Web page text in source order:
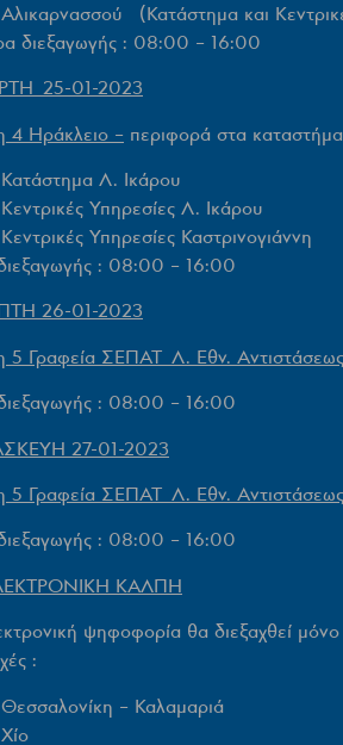
Αλικαρνασσού (Κατάστημα και
διεξαγωγής : 08:00 – 16:00
25-01-2023
4 Ηράκλειο – περιφορά στα
Κατάστημα Λ. Ικάρου
Κεντρικές Υπηρεσίες Λ. Ικάρου
Κεντρικές Υπηρεσίες Καστρινογιάννη
: 08:00 – 16:00
26-01-2023
5 Γραφεία ΣΕΠΑΤ Λ. Εθν.
: 08:00 – 16:00
27-01-2023
5 Γραφεία ΣΕΠΑΤ Λ. Εθν.
: 08:00 – 16:00
ΚΑΛΠΗ
ψηφοφορία θα διεξαχθεί
:
Θεσσαλονίκη – Καλαμαριά
Χίο